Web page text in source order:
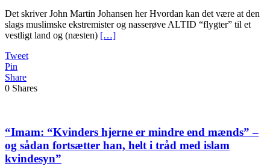
Det skriver John Martin Johansen her Hvordan kan det være at den
slags muslimske ekstremister og nasserøve ALTID “flygter” til et
vestligt land og (næsten) […]
Tweet
Pin
Share
0 Shares
“Imam: “Kvinders hjerne er mindre end mænds” –
og sådan fortsætter han, helt i tråd med islam
kvindesyn”